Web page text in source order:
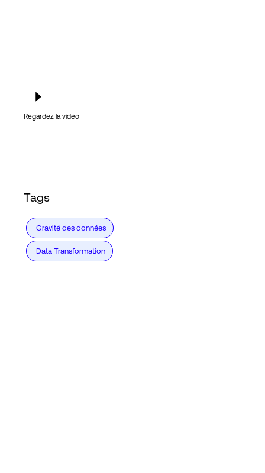
Regardez la vidéo
Tags
Gravité des données
Data Transformation